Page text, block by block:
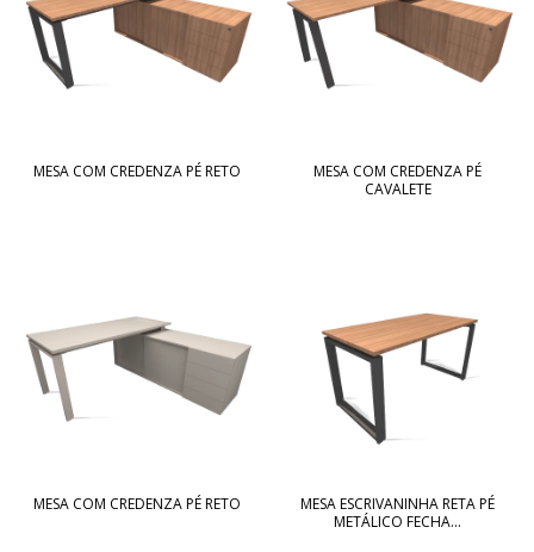
MESA COM CREDENZA PÉ RETO
MESA COM CREDENZA PÉ
CAVALETE
MESA COM CREDENZA PÉ RETO
MESA ESCRIVANINHA RETA PÉ
METÁLICO FECHA...